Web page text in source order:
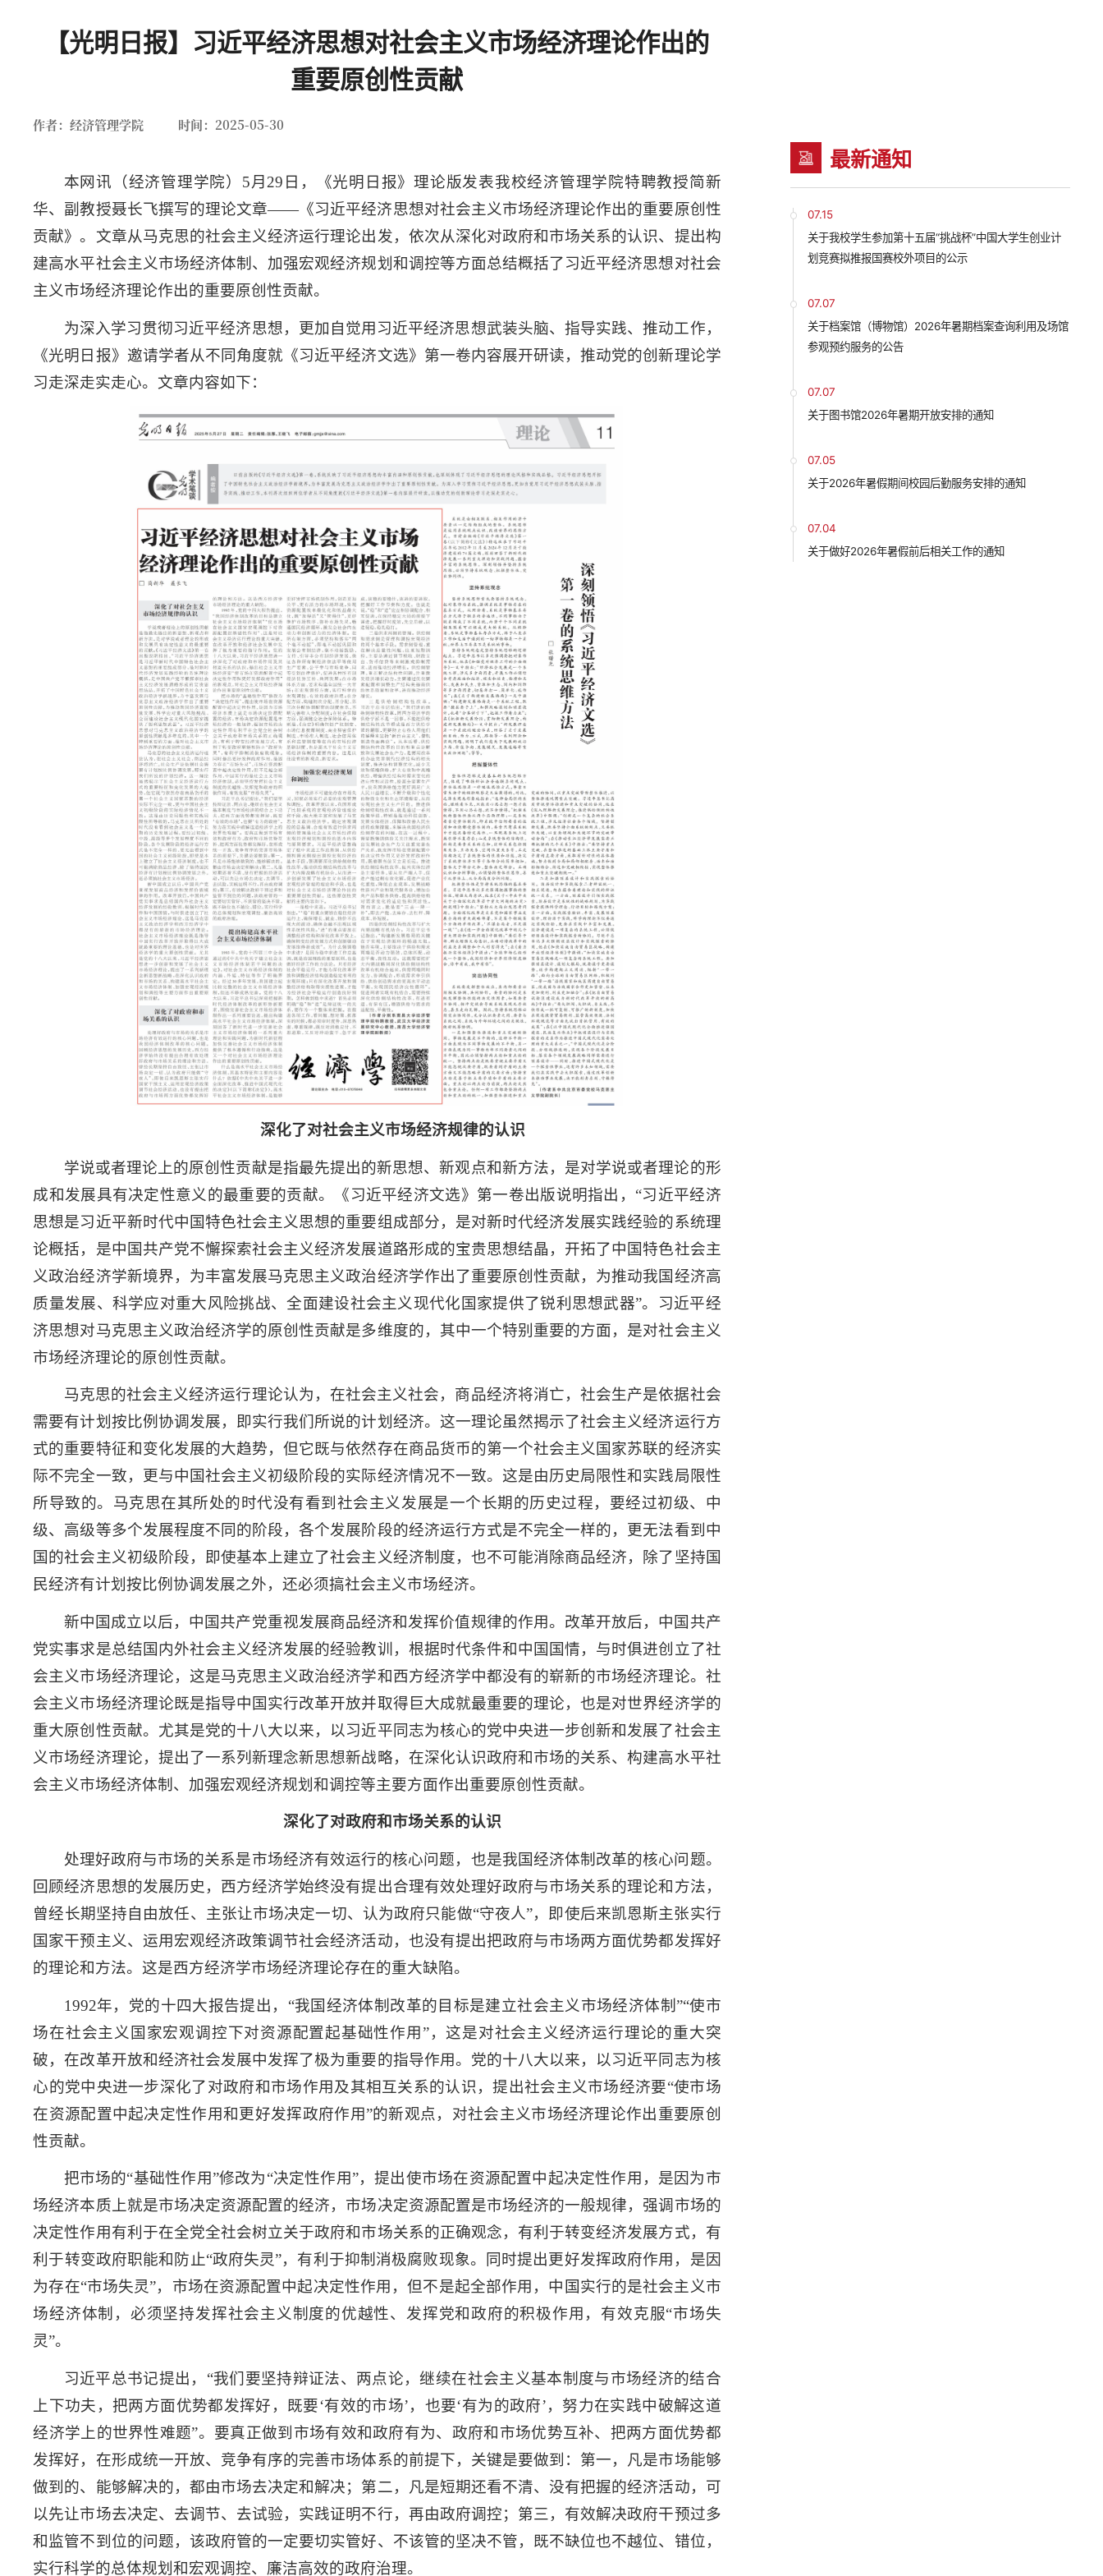
【光明日报】习近平经济思想对社会主义市场经济理论作出的
重要原创性贡献
作者：经济管理学院 时间：2025-05-30
本网讯（经济管理学院）5月29日，《光明日报》理论版发表我校经济管理学院特聘教授简新
华、副教授聂长飞撰写的理论文章——《习近平经济思想对社会主义市场经济理论作出的重要原创性
贡献》。文章从马克思的社会主义经济运行理论出发，依次从深化对政府和市场关系的认识、提出构
建高水平社会主义市场经济体制、加强宏观经济规划和调控等方面总结概括了习近平经济思想对社会
主义市场经济理论作出的重要原创性贡献。
为深入学习贯彻习近平经济思想，更加自觉用习近平经济思想武装头脑、指导实践、推动工作，
《光明日报》邀请学者从不同角度就《习近平经济文选》第一卷内容展开研读，推动党的创新理论学
习走深走实走心。文章内容如下：
深化了对社会主义市场经济规律的认识
学说或者理论上的原创性贡献是指最先提出的新思想、新观点和新方法，是对学说或者理论的形
成和发展具有决定性意义的最重要的贡献。《习近平经济文选》第一卷出版说明指出，“习近平经济
思想是习近平新时代中国特色社会主义思想的重要组成部分，是对新时代经济发展实践经验的系统理
论概括，是中国共产党不懈探索社会主义经济发展道路形成的宝贵思想结晶，开拓了中国特色社会主
义政治经济学新境界，为丰富发展马克思主义政治经济学作出了重要原创性贡献，为推动我国经济高
质量发展、科学应对重大风险挑战、全面建设社会主义现代化国家提供了锐利思想武器”。习近平经
济思想对马克思主义政治经济学的原创性贡献是多维度的，其中一个特别重要的方面，是对社会主义
市场经济理论的原创性贡献。
马克思的社会主义经济运行理论认为，在社会主义社会，商品经济将消亡，社会生产是依据社会
需要有计划按比例协调发展，即实行我们所说的计划经济。这一理论虽然揭示了社会主义经济运行方
式的重要特征和变化发展的大趋势，但它既与依然存在商品货币的第一个社会主义国家苏联的经济实
际不完全一致，更与中国社会主义初级阶段的实际经济情况不一致。这是由历史局限性和实践局限性
所导致的。马克思在其所处的时代没有看到社会主义发展是一个长期的历史过程，要经过初级、中
级、高级等多个发展程度不同的阶段，各个发展阶段的经济运行方式是不完全一样的，更无法看到中
国的社会主义初级阶段，即使基本上建立了社会主义经济制度，也不可能消除商品经济，除了坚持国
民经济有计划按比例协调发展之外，还必须搞社会主义市场经济。
新中国成立以后，中国共产党重视发展商品经济和发挥价值规律的作用。改革开放后，中国共产
党实事求是总结国内外社会主义经济发展的经验教训，根据时代条件和中国国情，与时俱进创立了社
会主义市场经济理论，这是马克思主义政治经济学和西方经济学中都没有的崭新的市场经济理论。社
会主义市场经济理论既是指导中国实行改革开放并取得巨大成就最重要的理论，也是对世界经济学的
重大原创性贡献。尤其是党的十八大以来，以习近平同志为核心的党中央进一步创新和发展了社会主
义市场经济理论，提出了一系列新理念新思想新战略，在深化认识政府和市场的关系、构建高水平社
会主义市场经济体制、加强宏观经济规划和调控等主要方面作出重要原创性贡献。
深化了对政府和市场关系的认识
处理好政府与市场的关系是市场经济有效运行的核心问题，也是我国经济体制改革的核心问题。
回顾经济思想的发展历史，西方经济学始终没有提出合理有效处理好政府与市场关系的理论和方法，
曾经长期坚持自由放任、主张让市场决定一切、认为政府只能做“守夜人”，即使后来凯恩斯主张实行
国家干预主义、运用宏观经济政策调节社会经济活动，也没有提出把政府与市场两方面优势都发挥好
的理论和方法。这是西方经济学市场经济理论存在的重大缺陷。
1992年，党的十四大报告提出，“我国经济体制改革的目标是建立社会主义市场经济体制”“使市
场在社会主义国家宏观调控下对资源配置起基础性作用”，这是对社会主义经济运行理论的重大突
破，在改革开放和经济社会发展中发挥了极为重要的指导作用。党的十八大以来，以习近平同志为核
心的党中央进一步深化了对政府和市场作用及其相互关系的认识，提出社会主义市场经济要“使市场
在资源配置中起决定性作用和更好发挥政府作用”的新观点，对社会主义市场经济理论作出重要原创
性贡献。
把市场的“基础性作用”修改为“决定性作用”，提出使市场在资源配置中起决定性作用，是因为市
场经济本质上就是市场决定资源配置的经济，市场决定资源配置是市场经济的一般规律，强调市场的
决定性作用有利于在全党全社会树立关于政府和市场关系的正确观念，有利于转变经济发展方式，有
利于转变政府职能和防止“政府失灵”，有利于抑制消极腐败现象。同时提出更好发挥政府作用，是因
为存在“市场失灵”，市场在资源配置中起决定性作用，但不是起全部作用，中国实行的是社会主义市
场经济体制，必须坚持发挥社会主义制度的优越性、发挥党和政府的积极作用，有效克服“市场失
灵”。
习近平总书记提出，“我们要坚持辩证法、两点论，继续在社会主义基本制度与市场经济的结合
上下功夫，把两方面优势都发挥好，既要‘有效的市场’，也要‘有为的政府’，努力在实践中破解这道
经济学上的世界性难题”。要真正做到市场有效和政府有为、政府和市场优势互补、把两方面优势都
发挥好，在形成统一开放、竞争有序的完善市场体系的前提下，关键是要做到：第一，凡是市场能够
做到的、能够解决的，都由市场去决定和解决；第二，凡是短期还看不清、没有把握的经济活动，可
以先让市场去决定、去调节、去试验，实践证明不行，再由政府调控；第三，有效解决政府干预过多
和监管不到位的问题，该政府管的一定要切实管好、不该管的坚决不管，既不缺位也不越位、错位，
实行科学的总体规划和宏观调控、廉洁高效的政府治理。
最新通知
07.15
关于我校学生参加第十五届“挑战杯”中国大学生创业计
划竞赛拟推报国赛校外项目的公示
07.07
关于档案馆（博物馆）2026年暑期档案查询利用及场馆
参观预约服务的公告
07.07
关于图书馆2026年暑期开放安排的通知
07.05
关于2026年暑假期间校园后勤服务安排的通知
07.04
关于做好2026年暑假前后相关工作的通知